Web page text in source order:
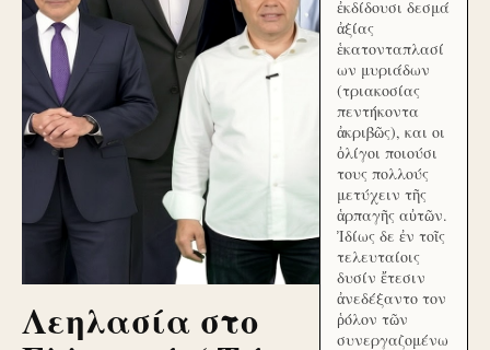
Λεηλασία στο
ἐκδίδουσι δεσμά
ἀξίας
ἑκατονταπλασί
ων μυριάδων
(τριακοσίας
πεντήκοντα
ἀκριβῶς), και οι
ὀλίγοι ποιούσι
τους πολλούς
μετύχειν τῆς
ἁρπαγῆς αὐτῶν.
Ἰδίως δε ἐν τοῖς
τελευταίοις
δυσίν ἔτεσιν
ἀνεδέξαντο τον
ῥόλον τῶν
συνεργαζομένω